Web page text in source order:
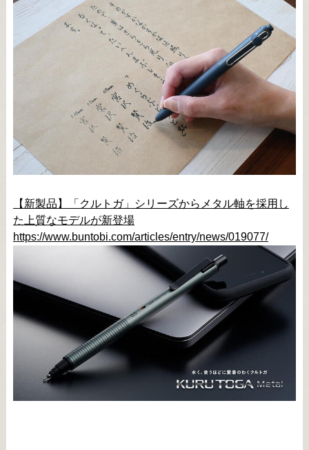
【新製品】「クルトガ」シリーズからメタル軸を採用し
た上質なモデルが新登場
https://www.buntobi.com/articles/entry/news/019077/